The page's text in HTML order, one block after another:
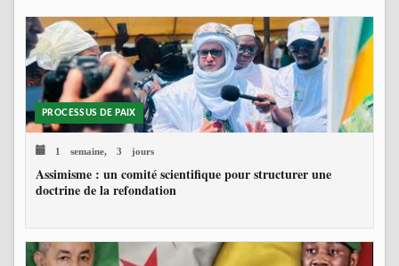
PROCESSUS DE PAIX
1 semaine, 3 jours
Assimisme : un comité scientifique pour structurer une
doctrine de la refondation